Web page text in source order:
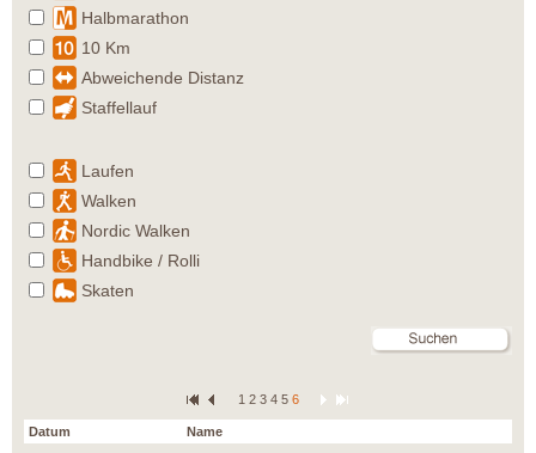
Halbmarathon
10 Km
Abweichende Distanz
Staffellauf
Laufen
Walken
Nordic Walken
Handbike / Rolli
Skaten
1 2 3 4 5 6
Datum Name